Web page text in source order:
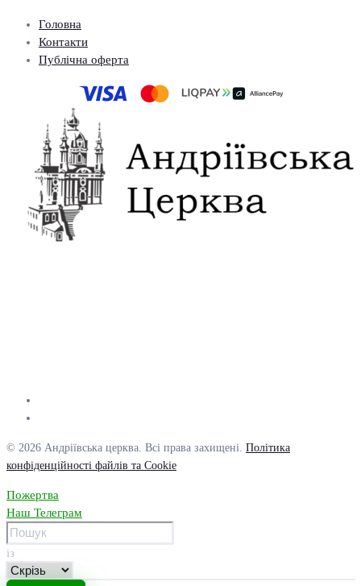
Головна
Контакти
Публічна оферта
© 2026 Андріївська церква. Всі права захищені. Політика
конфіденційності файлів та Cookie
Пожертва
Наш Телеграм
із